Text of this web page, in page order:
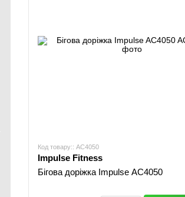
Код товару:: AC4050
Impulse Fitness
Бігова доріжка Impulse AC4050